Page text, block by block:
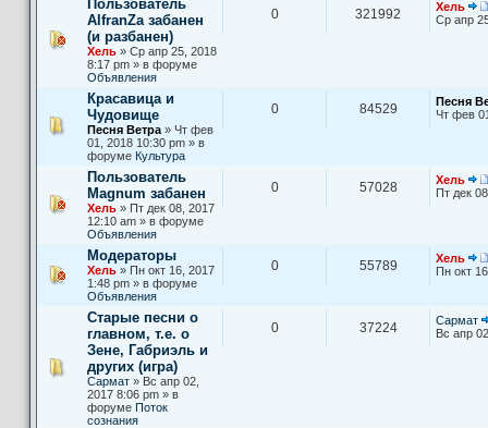
Пользователь
AlfranZa забанен
(и разбанен)
Хель » Ср апр 25, 2018
8:17 pm » в форуме
Объявления
0 321992
Хель
Ср апр
Красавица и
Чудовище
Песня Ветра » Чт фев
01, 2018 10:30 pm » в
форуме Культура
0 84529
Песня
Чт фев
Пользователь
Magnum забанен
Хель » Пт дек 08, 2017
12:10 am » в форуме
Объявления
0 57028
Хель
Пт дек
Модераторы
Хель » Пн окт 16, 2017
1:48 pm » в форуме
Объявления
0 55789
Хель
Пн окт
Старые песни о
главном, т.е. о
Зене, Габриэль и
других (игра)
Сармат » Вс апр 02,
2017 8:06 pm » в
форуме Поток
сознания
0 37224
Сармат
Вс апр